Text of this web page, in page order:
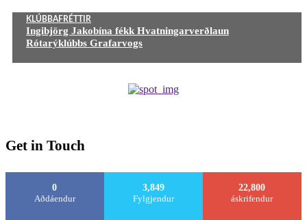
KLÚBBAFRÉTTIR
Ingibjörg Jakobína fékk Hvatningarverðlaun
Rótarýklúbbs Grafarvogs
Get in Touch
0
Aðdáendur
3,849
Fylgjendur
22,800
áskrifendur